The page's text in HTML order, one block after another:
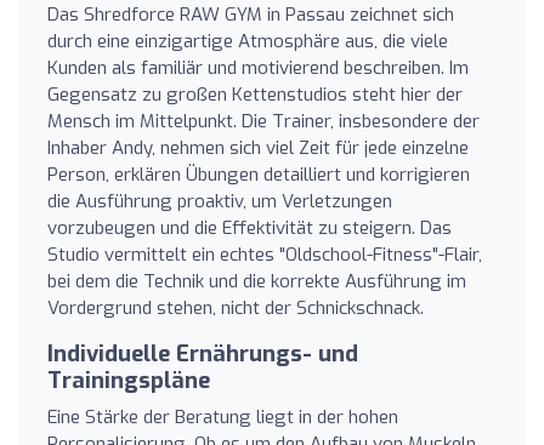
Das Shredforce RAW GYM in Passau zeichnet sich
durch eine einzigartige Atmosphäre aus, die viele
Kunden als familiär und motivierend beschreiben. Im
Gegensatz zu großen Kettenstudios steht hier der
Mensch im Mittelpunkt. Die Trainer, insbesondere der
Inhaber Andy, nehmen sich viel Zeit für jede einzelne
Person, erklären Übungen detailliert und korrigieren
die Ausführung proaktiv, um Verletzungen
vorzubeugen und die Effektivität zu steigern. Das
Studio vermittelt ein echtes "Oldschool-Fitness"-Flair,
bei dem die Technik und die korrekte Ausführung im
Vordergrund stehen, nicht der Schnickschnack.
Individuelle Ernährungs- und
Trainingspläne
Eine Stärke der Beratung liegt in der hohen